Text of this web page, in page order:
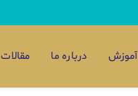
آموزش درباره ما مقالات